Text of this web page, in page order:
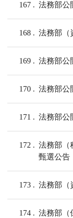
167 法務部公
168 法務部（
169 法務部公
170 法務部公
171 法務部公
172
法務部（
甄選公告
173 法務部（
174 法務部（